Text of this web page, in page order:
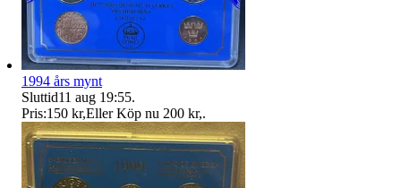
1994 års mynt
Sluttid11 aug 19:55.
Pris:150 kr,Eller Köp nu 200 kr,.